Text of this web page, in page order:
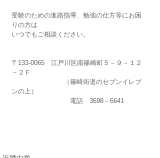
受験のための進路指導、勉強の仕方等にお困
りの方は
いつでもご相談ください。
〒133-0065　江戸川区南篠崎町５－９－１２
－２Ｆ
（篠崎街道のセブンイレブ
ンの上）
電話　3698－6641